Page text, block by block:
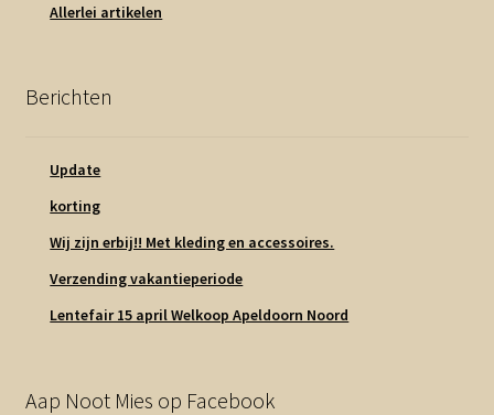
Allerlei artikelen
Berichten
Update
korting
Wij zijn erbij!! Met kleding en accessoires.
Verzending vakantieperiode
Lentefair 15 april Welkoop Apeldoorn Noord
Aap Noot Mies op Facebook